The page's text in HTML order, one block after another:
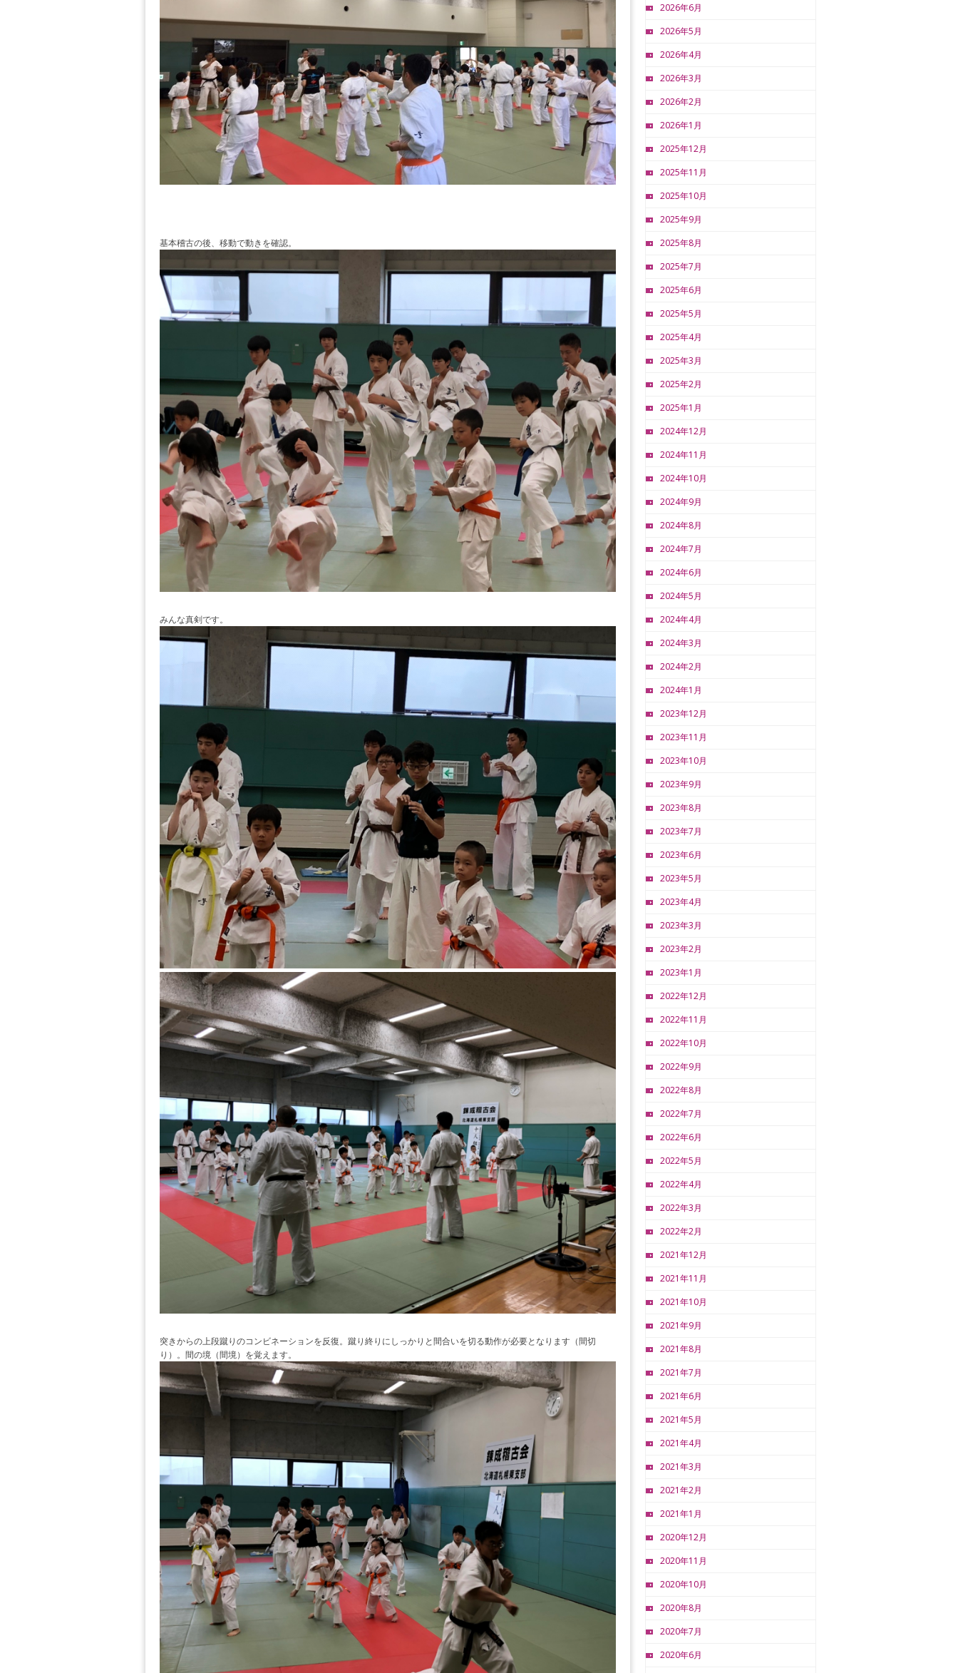
基本稽古の後、移動で動きを確認。
みんな真剣です。
突きからの上段蹴りのコンビネーションを反復。蹴り終りにしっかりと間合いを切る動作が必要となります（間切
り）。間の境（間境）を覚えます。
2026年6月
2026年5月
2026年4月
2026年3月
2026年2月
2026年1月
2025年12月
2025年11月
2025年10月
2025年9月
2025年8月
2025年7月
2025年6月
2025年5月
2025年4月
2025年3月
2025年2月
2025年1月
2024年12月
2024年11月
2024年10月
2024年9月
2024年8月
2024年7月
2024年6月
2024年5月
2024年4月
2024年3月
2024年2月
2024年1月
2023年12月
2023年11月
2023年10月
2023年9月
2023年8月
2023年7月
2023年6月
2023年5月
2023年4月
2023年3月
2023年2月
2023年1月
2022年12月
2022年11月
2022年10月
2022年9月
2022年8月
2022年7月
2022年6月
2022年5月
2022年4月
2022年3月
2022年2月
2021年12月
2021年11月
2021年10月
2021年9月
2021年8月
2021年7月
2021年6月
2021年5月
2021年4月
2021年3月
2021年2月
2021年1月
2020年12月
2020年11月
2020年10月
2020年8月
2020年7月
2020年6月